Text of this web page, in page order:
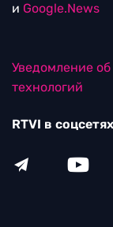
и Google.News
Уведомление
технологий
RTVI в соцсетях